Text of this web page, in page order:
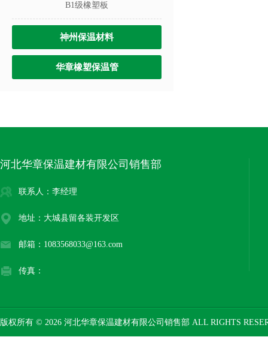
B1级橡塑板
神州保温材料
华章橡塑保温管
河北华章保温建材有限公司销售部
联系人：李经理
地址：大城县留各装开发区
邮箱：1083568033@163.com
传真：
版权所有 © 2026 河北华章保温建材有限公司销售部 ALL RIGHTS